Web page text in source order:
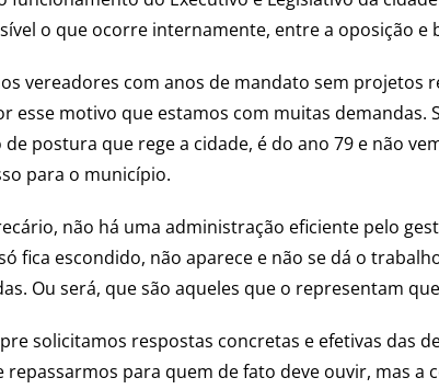
o que ocorre internamente, entre a oposição
vereadores com anos de mandato sem projetos
esse motivo que estamos com muitas
postura que rege a cidade, é do ano 79 e não
para o município.
não há uma administração eficiente pelo
fica escondido, não aparece e não se dá o
Ou será, que são aqueles que o representam
solicitamos respostas concretas e efetivas das
repassarmos para quem de fato deve ouvir, mas